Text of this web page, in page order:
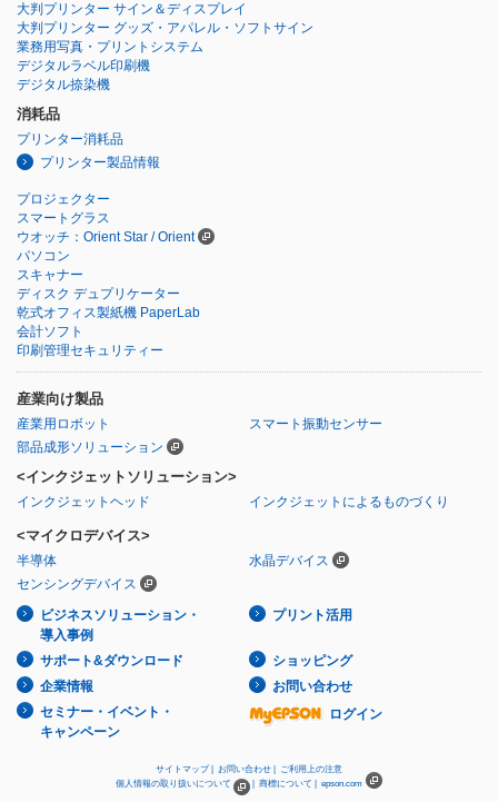
大判プリンター サイン＆ディスプレイ
大判プリンター グッズ・アパレル・ソフトサイン
業務用写真・プリントシステム
デジタルラベル印刷機
デジタル捺染機
消耗品
プリンター消耗品
プリンター製品情報
プロジェクター
スマートグラス
ウオッチ：Orient Star / Orient
パソコン
スキャナー
ディスク デュプリケーター
乾式オフィス製紙機 PaperLab
会計ソフト
印刷管理セキュリティー
産業向け製品
産業用ロボット
スマート振動センサー
部品成形ソリューション
<インクジェットソリューション>
インクジェットヘッド インクジェットによるものづくり
<マイクロデバイス>
半導体
水晶デバイス
センシングデバイス
ビジネスソリューション・
導入事例
プリント活用
サポート&ダウンロード
ショッピング
企業情報
お問い合わせ
セミナー・イベント・
キャンペーン
ログイン
サイトマップ | お問い合わせ |
ご利用上の注意
個人情報の取り扱いについて
商標について | epson.com